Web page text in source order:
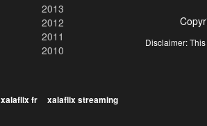
2013
2012
2011
2010
Disclaimer:
xalaflix fr xalaflix streaming